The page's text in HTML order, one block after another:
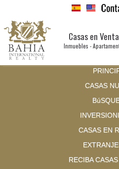
Casas en
Inmuebles -
CASAS
CASAS EN
RECIBA